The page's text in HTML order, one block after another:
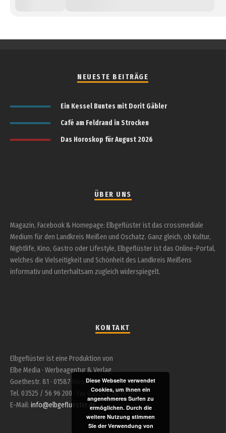
NEUESTE BEITRÄGE
Ein Kessel Buntes mit Dorit Gäbler
Café am Feldrand in Strocken
Das Horoskop für August 2026
ÜBER UNS
Magazin, Facebook & Homepage: Elbgeflüster ist das crossmediale
Medium für den Landkreis Meißen und Oschatz. Ganz gleich, ob Kultur,
Nightlife, Kino, Gastro oder Lifestyle, Elbgeflüster ist das Online-Portal,
welches die Vielseitigkeit und Schönheit des Landkreis Meißens
informativ und unterhaltsam zugleich widerspiegelt.
KONTAKT
Elbgeflüster ist eine Produktion von
Elbe Media · Werbeagentur & Verlag
Goethestr. 81 · 01587 Riesa
Tel. 03525 / 56 96 200 · Fax 03525 / 56 96 201
E-Mail: info@elbgefluester.de
Diese Webseite verwendet
Cookies, um Ihnen ein
angenehmeres Surfen zu
ermöglichen. Durch die
weitere Nutzung stimmen
Sie der Verwendung von